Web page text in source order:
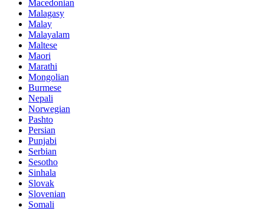
Macedonian
Malagasy
Malay
Malayalam
Maltese
Maori
Marathi
Mongolian
Burmese
Nepali
Norwegian
Pashto
Persian
Punjabi
Serbian
Sesotho
Sinhala
Slovak
Slovenian
Somali